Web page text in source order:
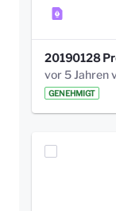
GENEHMIGT